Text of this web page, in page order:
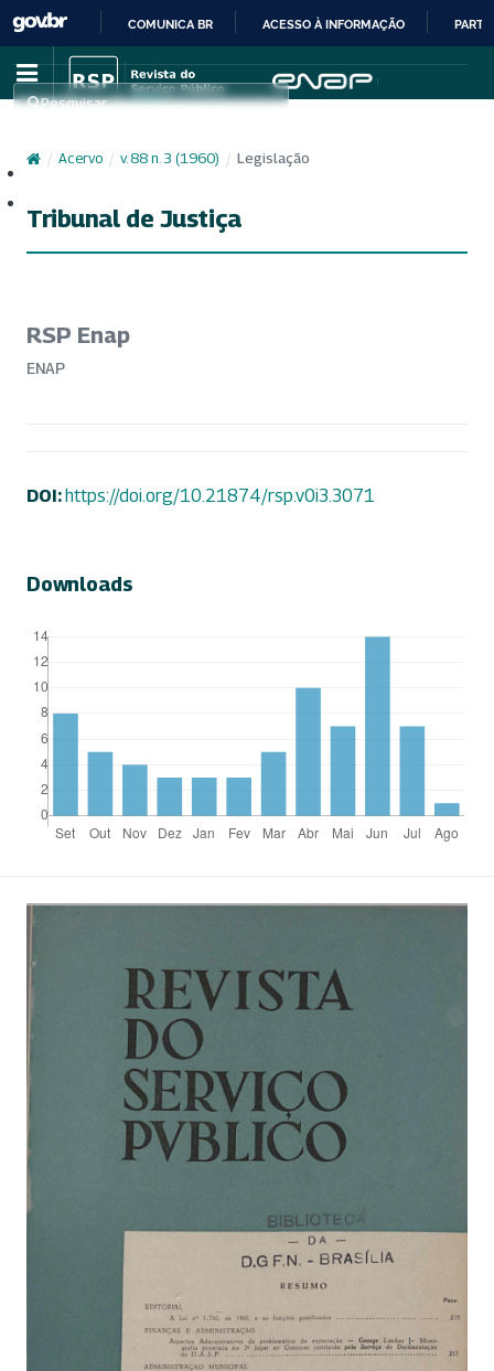
IR
PARA
CONTEÚDO
COMUNICA BR ACESSO À INFORMAÇÃO
Pesquisar
/ Acervo / v. 88 n. 3 (1960) / Legislação
Tribunal de Justiça
RSP Enap
ENAP
DOI:https://doi.org/10.21874/rsp.v0i3.3071
Downloads